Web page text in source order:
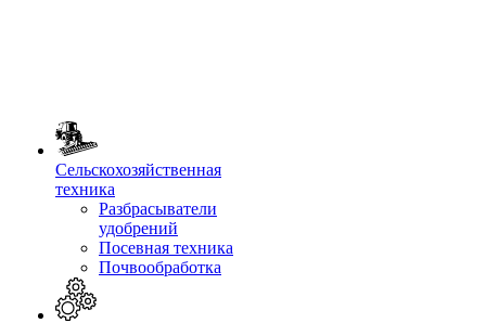
Сельскохозяйственная
техника
Разбрасыватели
удобрений
Посевная техника
Почвообработка